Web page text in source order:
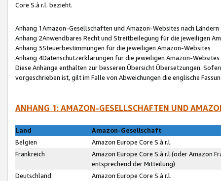
Core S.à r.l. bezieht.
Anhang 1Amazon-Gesellschaften und Amazon-Websites nach Ländern
Anhang 2Anwendbares Recht und Streitbeilegung für die jeweiligen
Anhang 3Steuerbestimmungen für die jeweiligen Amazon-Websites
Anhang 4Datenschutzerklärungen für die jeweiligen Amazon-Websites
Diese Anhänge enthalten zur besseren Übersicht Übersetzungen.
vorgeschrieben ist, gilt im Falle von Abweichungen die englische
ANHANG 1: AMAZON-GESELLSCHAFTEN UND
Land
Amazon-Gesellschaft
Belgien
Amazon Europe Core S.à r.l.
Frankreich
Amazon Europe Core S.à r.l.(oder Amazon
entsprechend der Mitteilung)
Deutschland
Amazon Europe Core S.à r.l.